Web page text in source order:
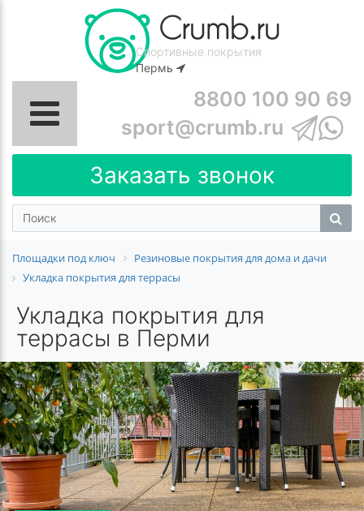
Спортивные покрытия
Пермь
8800 100 90 69
sport@crumb.ru
Заказать звонок
Площадки под ключ
Резиновые покрытия для дома и дачи
Укладка покрытия для террасы
Укладка покрытия для
террасы в Перми